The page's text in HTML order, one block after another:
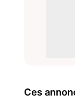
Ces